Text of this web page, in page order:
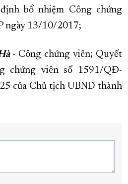
bổ nhiệm Công chứng
ngày 13/10/2017;
- Công chứng viên; Quyết
chứng viên số 1591/QĐ-
của Chủ tịch UBND thành